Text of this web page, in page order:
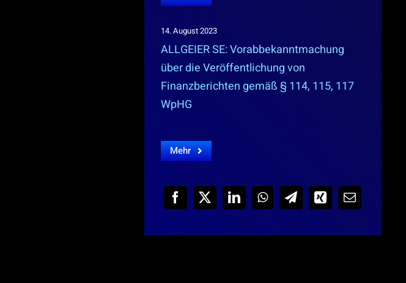
14. August 2023
ALLGEIER SE: Vorabbekanntmachung
über die Veröffentlichung von
Finanzberichten gemäß § 114, 115, 117
WpHG
Mehr